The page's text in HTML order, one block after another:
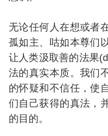
无论任何人在想或者
孤如主、咕如本尊们
让人类汲取善的法果
法的真实本质。我们
的怀疑和不信任，使
们自己获得的真法，
的目的。